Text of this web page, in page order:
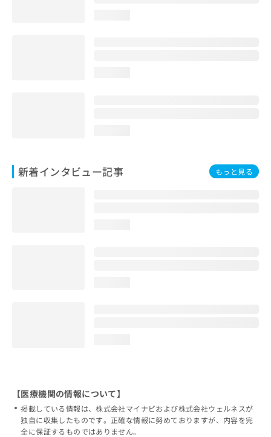
新着インタビュー記事 もっと見る
【医療機関の情報について】
掲載している情報は、株式会社マイナビおよび株式会社ウェルネスが
独自に収集したものです。正確な情報に努めておりますが、内容を完
全に保証するものではありません。